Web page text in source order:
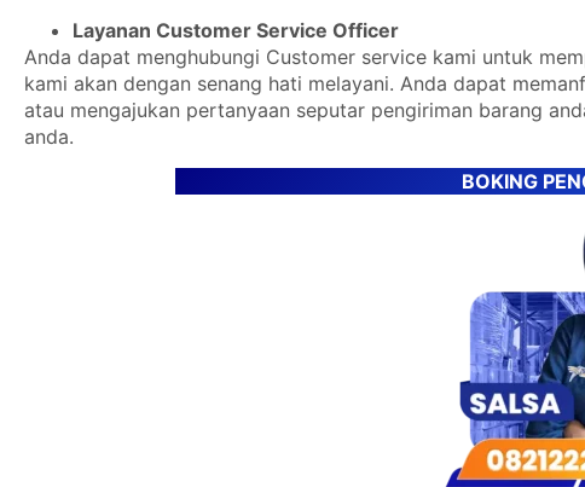
Layanan Customer Service Officer
Anda dapat menghubungi Customer service kami untuk
kami akan dengan senang hati melayani. Anda dapat
atau mengajukan pertanyaan seputar pengiriman barang
anda.
BOKING